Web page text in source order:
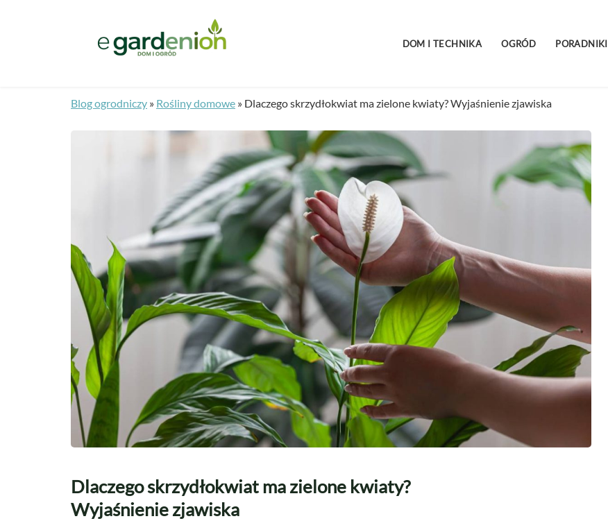
DOM I TECHNIKA OGRÓD PORADNIKI
Blog ogrodniczy » Rośliny domowe » Dlaczego skrzydłokwiat ma zielone kwiaty? Wyjaśnienie zjawiska
Dlaczego skrzydłokwiat ma zielone kwiaty?
Wyjaśnienie zjawiska